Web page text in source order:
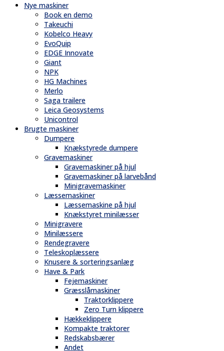
Nye maskiner
Book en demo
Takeuchi
Kobelco Heavy
EvoQuip
EDGE Innovate
Giant
NPK
HG Machines
Merlo
Saga trailere
Leica Geosystems
Unicontrol
Brugte maskiner
Dumpere
Knækstyrede dumpere
Gravemaskiner
Gravemaskiner på hjul
Gravemaskiner på larvebånd
Minigravemaskiner
Læssemaskiner
Læssemaskine på hjul
Knækstyret minilæsser
Minigravere
Minilæssere
Rendegravere
Teleskoplæssere
Knusere & sorteringsanlæg
Have & Park
Fejemaskiner
Græsslåmaskiner
Traktorklippere
Zero Turn klippere
Hækkeklippere
Kompakte traktorer
Redskabsbærer
Andet